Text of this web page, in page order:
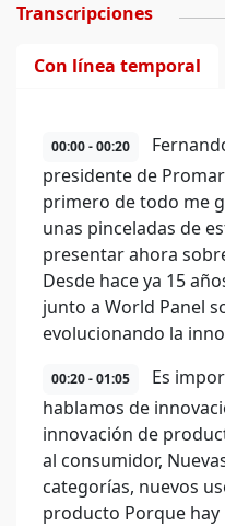
Transcripciones
Con línea temporal
00:00 - 00:20
presidente de
primero de todo me
unas pinceladas de
presentar ahora
Desde hace ya 15
junto a World Panel
evolucionando la
00:20 - 01:05
Es
hablamos de
innovación de
al consumidor,
categorías, nuevos
producto Porque